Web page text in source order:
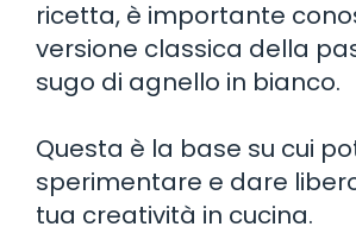
ricetta, è importante
versione classica della
sugo di agnello in bianco.
Questa è la base su cui
sperimentare e dare
tua creatività in cucina.